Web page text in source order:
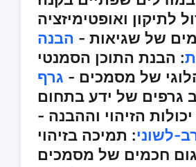
לתיקון ואופטימיזציה
של שגיאות - הבנה
: הבנת התוכן הסמנטי
של מסמכים - גרף
גרפים של ידע בתחום
הזיהוי וההבנה -
לשוני: תמיכה בזיהוי
חכמים של מסמכים